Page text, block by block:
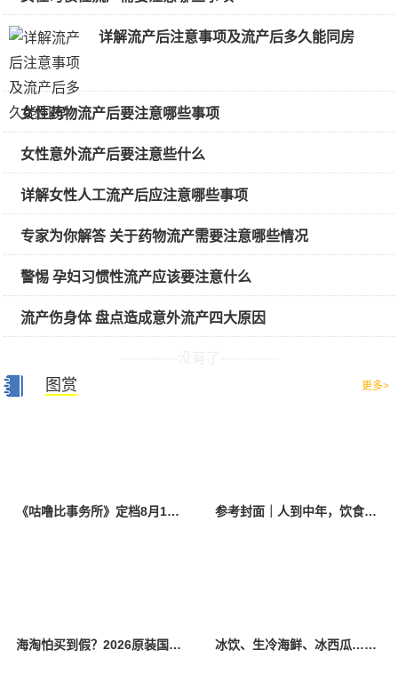
详解流产后注意事项及流产后多久能同房
女性药物流产后要注意哪些事项
女性意外流产后要注意些什么
详解女性人工流产后应注意哪些事项
专家为你解答 关于药物流产需要注意哪些情况
警惕 孕妇习惯性流产应该要注意什么
流产伤身体 盘点造成意外流产四大原因
图赏 更多>
《咕噜比事务所》定档8月10日 聚焦儿童情绪教育助力健康成长 参考封面｜人到中年，饮食该如何调整？
海淘怕买到假？2026原装国产羊奶粉靠谱的正规品牌有哪些？ 冰饮、生冷海鲜、冰西瓜……泉州人夏季“标配”饮食极易引发胃肠炎